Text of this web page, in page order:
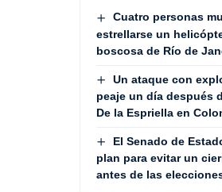
Cuatro personas
estrellarse un
boscosa de Río de
Un ataque con
peaje un día después
De la Espriella en
El Senado de
plan para evitar un
antes de las